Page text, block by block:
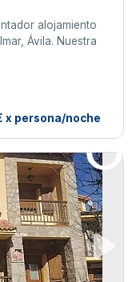
alojamiento
Ávila. Nuestra
x persona/noche